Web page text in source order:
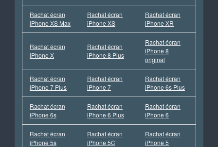
Rachat écran
iPhone XS Max
Rachat écran
iPhone XS
Rachat écran
iPhone XR
Rachat écran
iPhone X
Rachat écran
iPhone 8 Plus
Rachat écran
iPhone 8
original
Rachat écran
iPhone 7 Plus
Rachat écran
iPhone 7
Rachat écran
iPhone 6s Plus
Rachat écran
iPhone 6s
Rachat écran
iPhone 6 Plus
Rachat écran
iPhone 6
Rachat écran
iPhone 5s
Rachat écran
iPhone 5C
Rachat écran
iPhone 5